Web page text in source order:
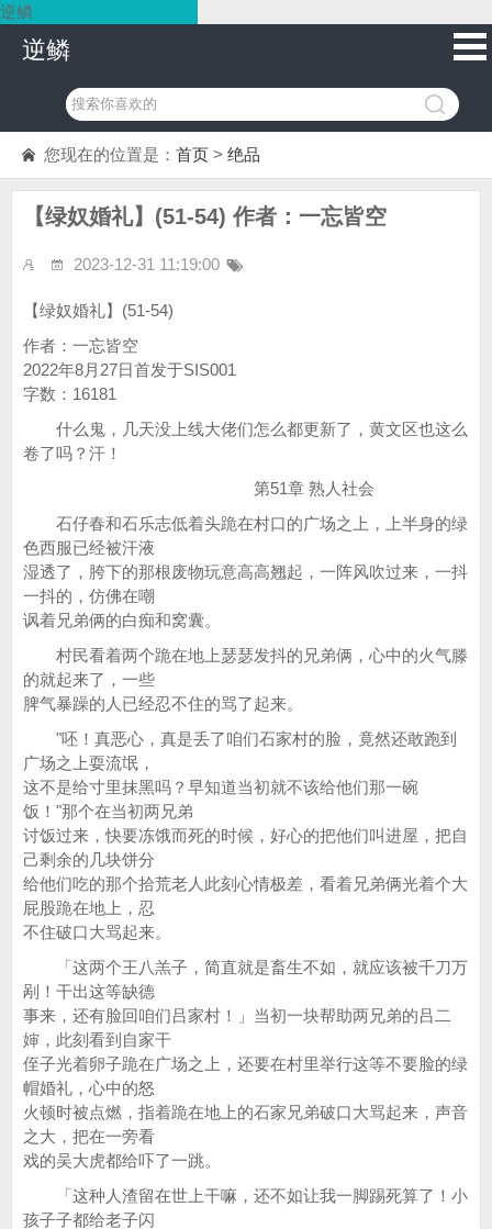
逆鳞
逆鳞
您现在的位置是： 首页 > 绝品
【绿奴婚礼】(51-54) 作者：一忘皆空
2023-12-31 11:19:00
【绿奴婚礼】(51-54)
作者：一忘皆空
2022年8月27日首发于SIS001
字数：16181
什么鬼，几天没上线大佬们怎么都更新了，黄文区也这么
卷了吗？汗！
第51章 熟人社会
石仔春和石乐志低着头跪在村口的广场之上，上半身的绿
色西服已经被汗液
湿透了，胯下的那根废物玩意高高翘起，一阵风吹过来，一抖
一抖的，仿佛在嘲
讽着兄弟俩的白痴和窝囊。
村民看着两个跪在地上瑟瑟发抖的兄弟俩，心中的火气滕
的就起来了，一些
脾气暴躁的人已经忍不住的骂了起来。
"呸！真恶心，真是丢了咱们石家村的脸，竟然还敢跑到
广场之上耍流氓，
这不是给寸里抹黑吗？早知道当初就不该给他们那一碗
饭！"那个在当初两兄弟
讨饭过来，快要冻饿而死的时候，好心的把他们叫进屋，把自
己剩余的几块饼分
给他们吃的那个拾荒老人此刻心情极差，看着兄弟俩光着个大
屁股跪在地上，忍
不住破口大骂起来。
「这两个王八羔子，简直就是畜生不如，就应该被千刀万
剐！干出这等缺德
事来，还有脸回咱们吕家村！」当初一块帮助两兄弟的吕二
婶，此刻看到自家干
侄子光着卵子跪在广场之上，还要在村里举行这等不要脸的绿
帽婚礼，心中的怒
火顿时被点燃，指着跪在地上的石家兄弟破口大骂起来，声音
之大，把在一旁看
戏的吴大虎都给吓了一跳。
「这种人渣留在世上干嘛，还不如让我一脚踢死算了！小
孩子子都给老子闪